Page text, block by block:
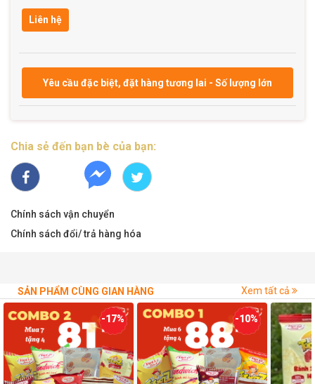
Liên hệ
Yêu cầu đặc biệt, đặt hàng tương lai - Số lượng lớn
Chia sẻ đến bạn bè của bạn:
Chính sách vận chuyển
Chính sách đổi/ trả hàng hóa
SẢN PHẨM CÙNG GIAN HÀNG Xem tất cả
-17% -10%